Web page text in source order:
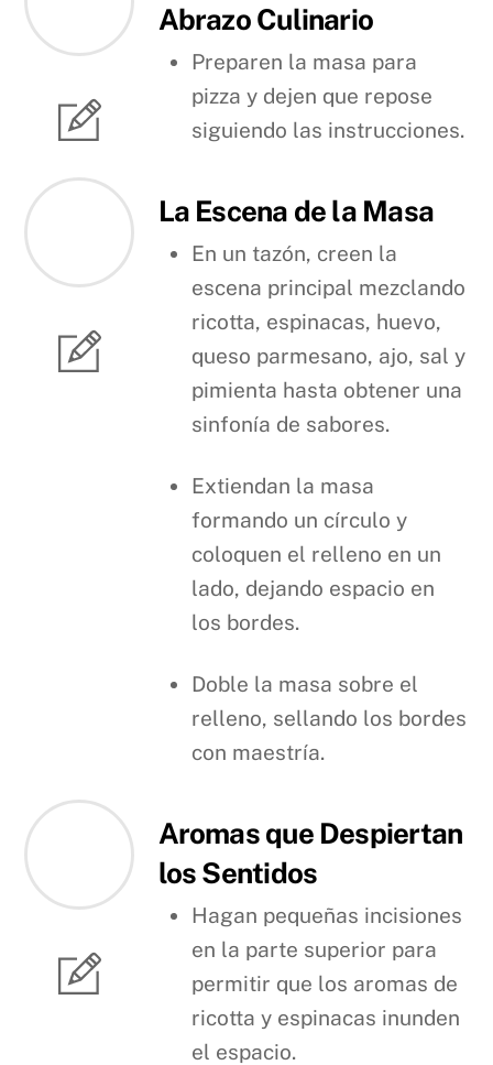
Abrazo Culinario
Preparen la masa para
pizza y dejen que repose
siguiendo las instrucciones.
La Escena de la Masa
En un tazón, creen la
escena principal mezclando
ricotta, espinacas, huevo,
queso parmesano, ajo, sal y
pimienta hasta obtener una
sinfonía de sabores.
Extiendan la masa
formando un círculo y
coloquen el relleno en un
lado, dejando espacio en
los bordes.
Doble la masa sobre el
relleno, sellando los bordes
con maestría.
Aromas que Despiertan
los Sentidos
Hagan pequeñas incisiones
en la parte superior para
permitir que los aromas de
ricotta y espinacas inunden
el espacio.